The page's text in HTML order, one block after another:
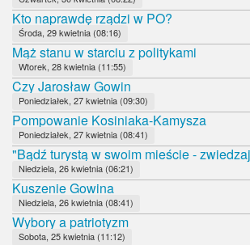
Kto naprawdę rządzi w PO?
Środa, 29 kwietnia (08:16)
Mąż stanu w starciu z politykami
Wtorek, 28 kwietnia (11:55)
Czy Jarosław Gowin
Poniedziałek, 27 kwietnia (09:30)
Pompowanie Kosiniaka-Kamysza
Poniedziałek, 27 kwietnia (08:41)
"Bądź turystą w swoim mieście -
Niedziela, 26 kwietnia (06:21)
Kuszenie Gowina
Niedziela, 26 kwietnia (08:41)
Wybory a patriotyzm
Sobota, 25 kwietnia (11:12)